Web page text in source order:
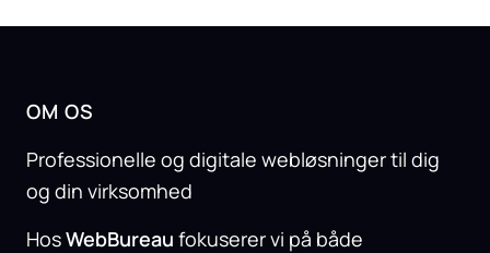
OM OS
Professionelle og digitale webløsninger til dig
og din virksomhed
HosWebBureau fokuserer vi på både